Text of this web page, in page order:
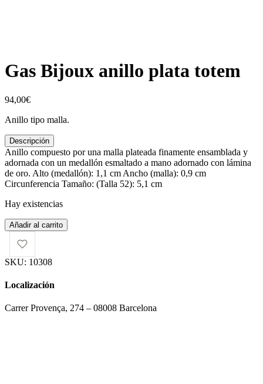
Gas Bijoux anillo plata totem
94,00€
Anillo tipo malla.
Descripción
Anillo compuesto por una malla plateada finamente ensamblada y
adornada con un medallón esmaltado a mano adornado con lámina
de oro. Alto (medallón): 1,1 cm Ancho (malla): 0,9 cm
Circunferencia Tamaño: (Talla 52): 5,1 cm
Hay existencias
Gas
Bijoux
anillo
plata
totem
Añadir al carrito
SKU: 10308
Localización
Carrer Provença, 274 – 08008 Barcelona